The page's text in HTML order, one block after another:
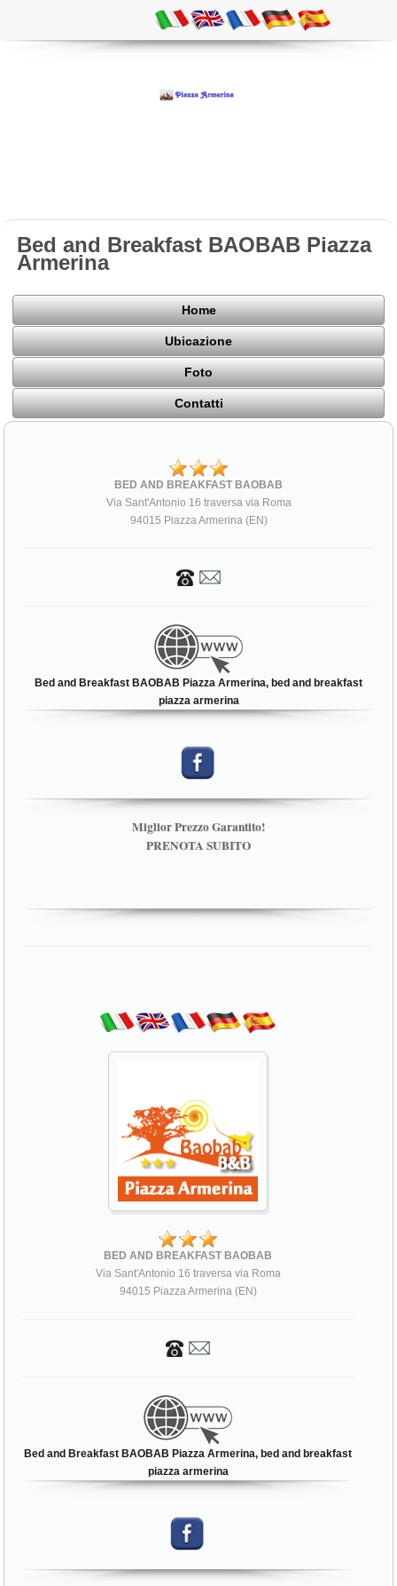
Bed and Breakfast BAOBAB Piazza
Armerina
Home
Ubicazione
Foto
Contatti
BED AND BREAKFAST BAOBAB
Via Sant'Antonio 16 traversa via Roma
94015 Piazza Armerina (EN)
Bed and Breakfast BAOBAB Piazza Armerina, bed and breakfast
piazza armerina
Miglior Prezzo Garantito!
PRENOTA SUBITO
BED AND BREAKFAST BAOBAB
Via Sant'Antonio 16 traversa via Roma
94015 Piazza Armerina (EN)
Bed and Breakfast BAOBAB Piazza Armerina, bed and breakfast
piazza armerina